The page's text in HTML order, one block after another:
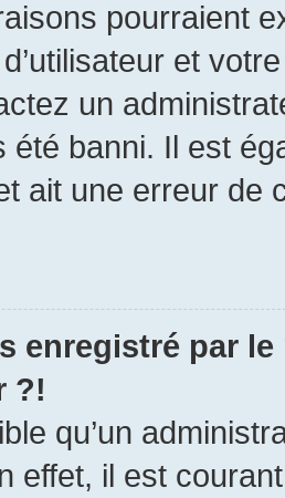
pourraient
et
un
été banni. Il est
ait une erreur de
enregistré par
?!
qu’un
effet, il est